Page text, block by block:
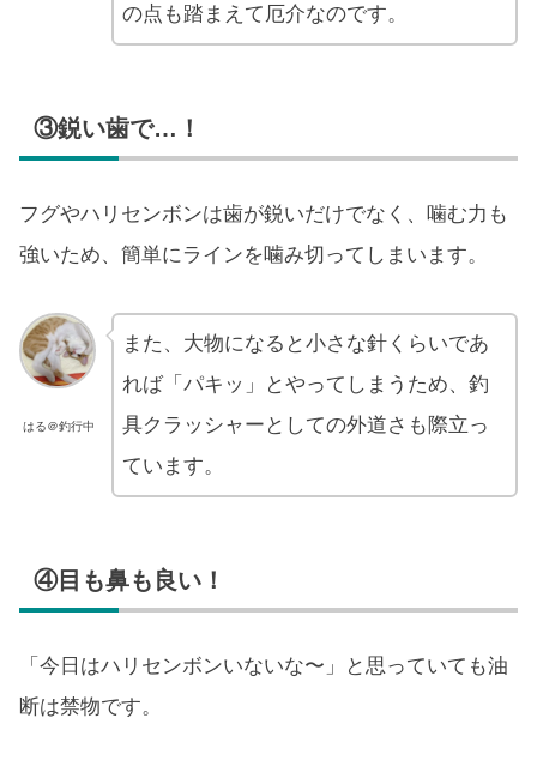
の点も踏まえて厄介なのです。
③鋭い歯で…！
フグやハリセンボンは歯が鋭いだけでなく、噛む力も
強いため、簡単にラインを噛み切ってしまいます。
はる＠釣行中
また、大物になると小さな針くらいであ
れば「パキッ」とやってしまうため、釣
具クラッシャーとしての外道さも際立っ
ています。
④目も鼻も良い！
「今日はハリセンボンいないな〜」と思っていても油
断は禁物です。